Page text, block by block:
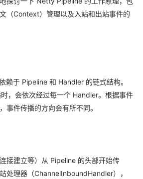
（Context）管理以及入站和出站事件的
赖于 Pipeline 和 Handler 的链式结构。
，会依次经过每一个 Handler。根据事件
事件传播的方向会有所不同。
接建立等）从 Pipeline 的头部开始传
处理器（ChannelInboundHandler），